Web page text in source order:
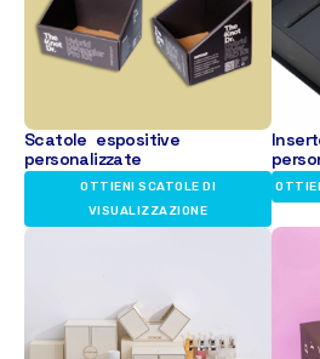
Scatole espositive
personalizzate
OTTIENI SCATOLE DI
VISUALIZZAZIONE